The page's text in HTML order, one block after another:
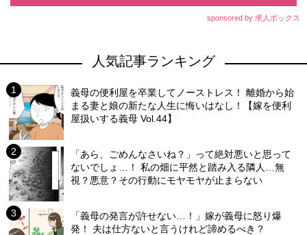
sponsored by 求人ボックス
人気記事ランキング
義母の便利屋を卒業してノーストレス！ 離婚から始
まる妻と娘の新たな人生に悔いはなし！【嫁を便利
屋扱いする義母 Vol.44】
「あら、ごめんなさいね？」って絶対悪いと思って
ないでしょ…！ 私の畑に平然と踏み入る隣人…無
視？悪意？その行動にモヤモヤが止まらない
「義母の発言が許せない…！」嫁が義母に怒り爆
発！ 夫は仕方ないと言うけれど諦めるべき？